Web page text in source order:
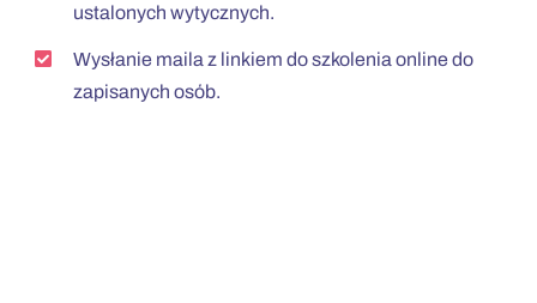
ustalonych wytycznych.
Wysłanie maila z linkiem do szkolenia online do
zapisanych osób.